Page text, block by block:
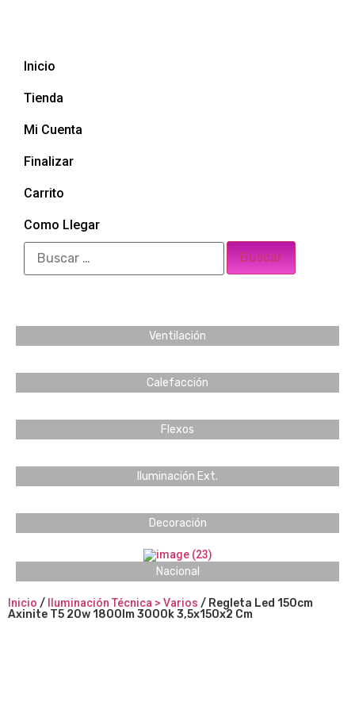
Inicio
Tienda
Mi Cuenta
Finalizar
Carrito
Como Llegar
Ventilación
Calefacción
Flexos
Iluminación Ext.
Decoración
Nacional
Inicio / Iluminación Técnica > Varios / Regleta Led 150cm
Axinite T5 20w 1800lm 3000k 3,5x150x2 Cm